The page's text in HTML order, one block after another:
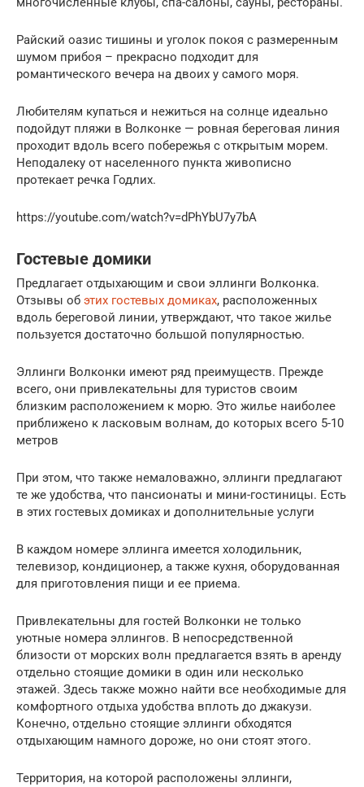
Райский оазис тишины и уголок покоя с размеренным
шумом прибоя – прекрасно подходит для
романтического вечера на двоих у самого моря.
Любителям купаться и нежиться на солнце идеально
подойдут пляжи в Волконке — ровная береговая линия
проходит вдоль всего побережья с открытым морем.
Неподалеку от населенного пункта живописно
протекает речка Годлих.
https://youtube.com/watch?v=dPhYbU7y7bA
Гостевые домики
Предлагает отдыхающим и свои эллинги Волконка.
Отзывы об этих гостевых домиках, расположенных
вдоль береговой линии, утверждают, что такое жилье
пользуется достаточно большой популярностью.
Эллинги Волконки имеют ряд преимуществ. Прежде
всего, они привлекательны для туристов своим
близким расположением к морю. Это жилье наиболее
приближено к ласковым волнам, до которых всего 5-10
метров
При этом, что также немаловажно, эллинги предлагают
те же удобства, что пансионаты и мини-гостиницы. Есть
в этих гостевых домиках и дополнительные услуги
В каждом номере эллинга имеется холодильник,
телевизор, кондиционер, а также кухня, оборудованная
для приготовления пищи и ее приема.
Привлекательны для гостей Волконки не только
уютные номера эллингов. В непосредственной
близости от морских волн предлагается взять в аренду
отдельно стоящие домики в один или несколько
этажей. Здесь также можно найти все необходимые для
комфортного отдыха удобства вплоть до джакузи.
Конечно, отдельно стоящие эллинги обходятся
отдыхающим намного дороже, но они стоят этого.
Территория, на которой расположены эллинги,